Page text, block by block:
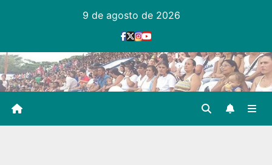
9 de agosto de 2026